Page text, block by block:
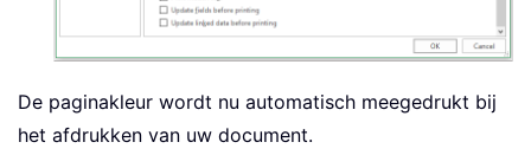
De paginakleur wordt nu automatisch meegedrukt bij
het afdrukken van uw document.